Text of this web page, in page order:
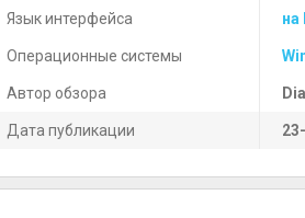
Язык интерфейса на
Операционные системы
Автор обзора
Дата публикации